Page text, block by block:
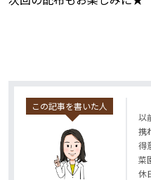
この記事を書いた人
以
携
得
菜
休